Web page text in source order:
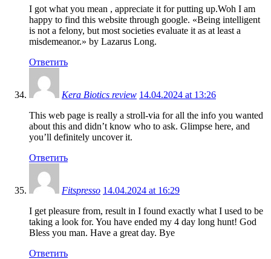
I got what you mean , appreciate it for putting up.Woh I am
happy to find this website through google. «Being intelligent
is not a felony, but most societies evaluate it as at least a
misdemeanor.» by Lazarus Long.
Ответить
Kera Biotics review 14.04.2024 at 13:26
This web page is really a stroll-via for all the info you wanted
about this and didn’t know who to ask. Glimpse here, and
you’ll definitely uncover it.
Ответить
Fitspresso 14.04.2024 at 16:29
I get pleasure from, result in I found exactly what I used to be
taking a look for. You have ended my 4 day long hunt! God
Bless you man. Have a great day. Bye
Ответить